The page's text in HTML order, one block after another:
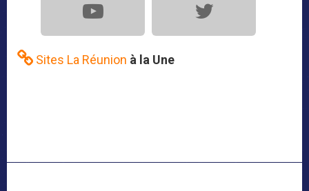
Sites La Réunion à la Une